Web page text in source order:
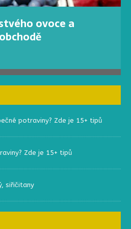
ovoce a
potraviny? Zde je 15+ tipů
Zde je 15+ tipů
siřičitany